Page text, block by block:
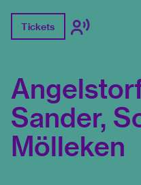
Tickets
Sander,
Mölleken